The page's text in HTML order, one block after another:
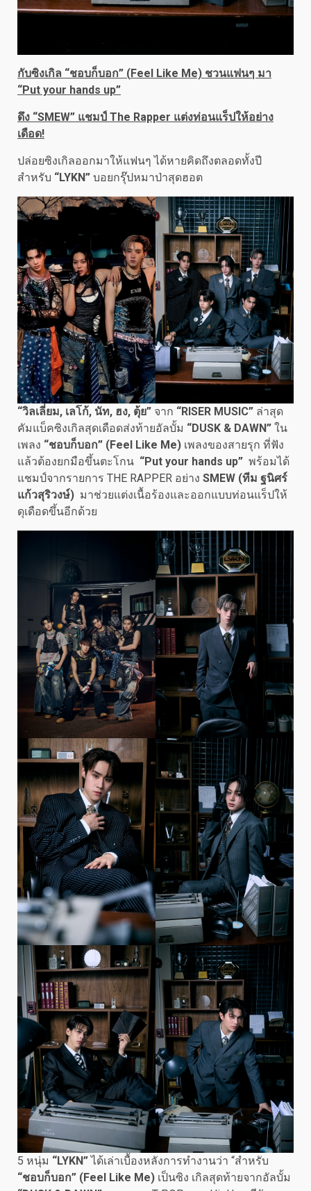
กับซิงเกิล “ชอบก็บอก” (Feel Like Me) ชวนแฟนๆ มา
“Put your hands up”
ดึง “SMEW” แชมป์ The Rapper แต่งท่อนแร็ปให้อย่าง
เดือด!
ปล่อยซิงเกิลออกมาให้แฟนๆ ได้หายคิดถึงตลอดทั้งปี
สำหรับ “LYKN” บอยกรุ๊ปหมาป่าสุดฮอต
“วิลเลี่ยม, เลโก้, นัท, ฮง, ตุ้ย” จาก “RISER MUSIC” ล่าสุด
คัมแบ็คซิงเกิลสุดเดือดส่งท้ายอัลบั้ม “DUSK & DAWN” ใน
เพลง “ชอบก็บอก” (Feel Like Me) เพลงของสายรุก ที่ฟัง
แล้วต้องยกมือขึ้นตะโกน “Put your hands up” พร้อมได้
แชมป์จากรายการ THE RAPPER อย่าง SMEW (ทีม ฐนิศร์
แก้วสุริวงษ์) มาช่วยแต่งเนื้อร้องและออกแบบท่อนแร็ปให้
ดุเดือดขึ้นอีกด้วย
5 หนุ่ม “LYKN”ได้เล่าเบื้องหลังการทำงานว่า “สำหรับ
“ชอบก็บอก” (Feel Like Me) เป็นซิง เกิลสุดท้ายจากอัลบั้ม